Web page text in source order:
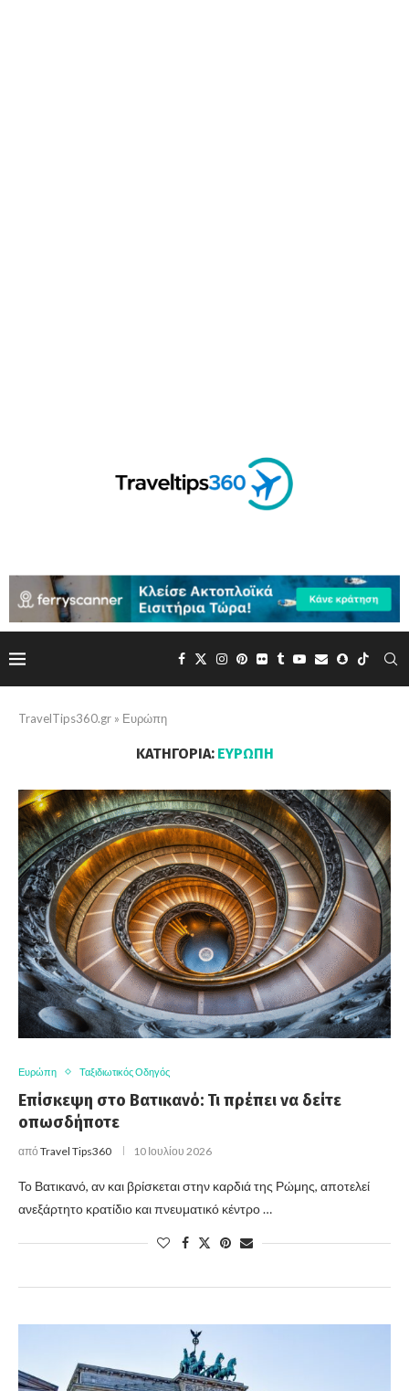
TravelTips360.gr » Ευρώπη
ΚΑΤΗΓΟΡΊΑ: ΕΥΡΏΠΗ
Ευρώπη Ταξιδιωτικός Οδηγός
Επίσκεψη στο Βατικανό: Τι πρέπει να δείτε
οπωσδήποτε
από Travel Tips360 10 Ιουλίου 2026
Το Βατικανό, αν και βρίσκεται στην καρδιά της Ρώμης, αποτελεί
ανεξάρτητο κρατίδιο και πνευματικό κέντρο …